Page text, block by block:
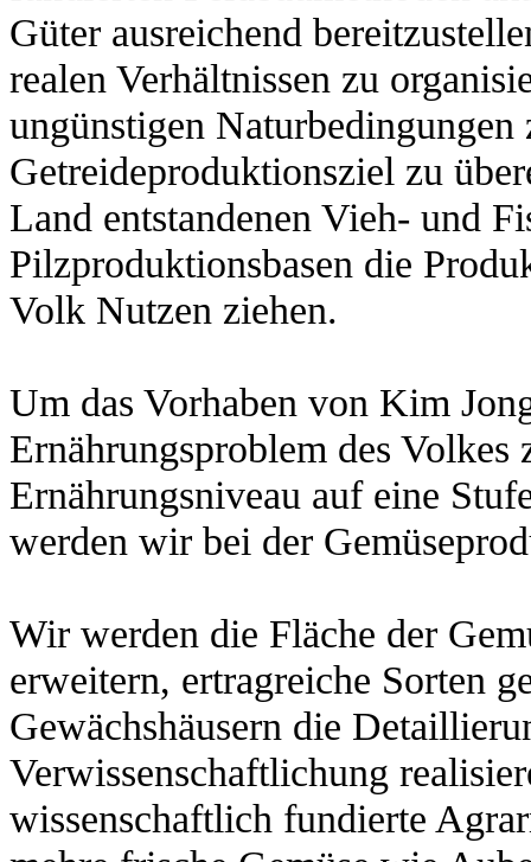
Güter ausreichend
realen Verhältnissen zu
ungünstigen Naturbedingungen
Getreideproduktionsziel zu
Land entstandenen Vieh- und
Pilzproduktionsbasen die
Volk Nutzen ziehen.
Um das Vorhaben von Kim
Ernährungsproblem des Volkes
Ernährungsniveau auf eine
werden wir bei der
Wir werden die Fläche der
erweitern, ertragreiche Sorten
Gewächshäusern die
Verwissenschaftlichung
wissenschaftlich fundierte